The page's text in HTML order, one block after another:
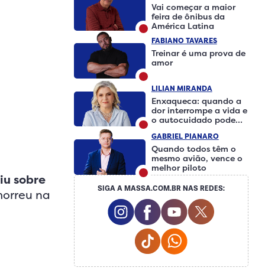
sobre
na
Vai começar a maior
feira de ônibus da
América Latina
FABIANO TAVARES
Treinar é uma prova de
amor
LILIAN MIRANDA
Enxaqueca: quando a
dor interrompe a vida e
o autocuidado pode
GABRIEL PIANARO
Quando todos têm o
mesmo avião, vence o
melhor piloto
SIGA A MASSA.COM.BR NAS REDES:
Instagram Social Media
Facebook Social
Youtube Social
Twitter
Tiktok Social Media
Whatsapp